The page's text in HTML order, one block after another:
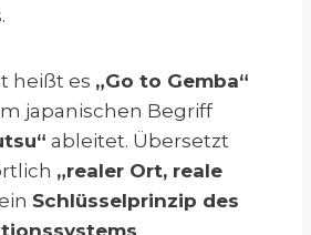
heißt es „Go to Gemba“
japanischen Begriff
ableitet. Übersetzt
„realer Ort, reale
Schlüsselprinzip des